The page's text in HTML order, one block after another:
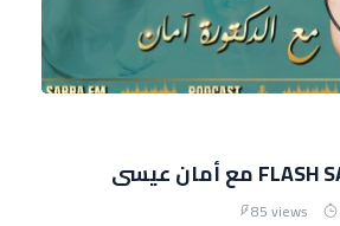
85 views